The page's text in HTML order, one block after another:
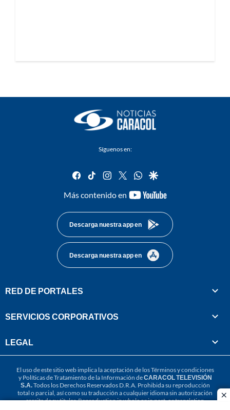
Síguenos en:
facebook
tiktok instagram
twitterwhatsapp
google
Más contenido en
youtube-
Descarga nuestra app en
Descarga nuestra app en
RED DE PORTALES
SERVICIOS CORPORATIVOS
LEGAL
El uso de este sitio web implica la aceptación de losTérminos y condiciones
y Políticas de Tratamiento de la Información deCARACOL TELEVISIÓN
S.A.Todos los Derechos Reservados D.R.A. Prohibida su reproducción
total o parcial, así como su traducción a cualquier idioma sin autorización
escrita de su titular. Reproduction in whole or in part, or translation